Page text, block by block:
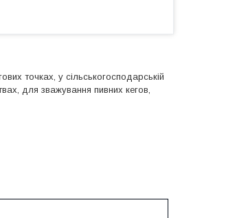
точках, у сільськогосподарській
для зважування пивних кегов,